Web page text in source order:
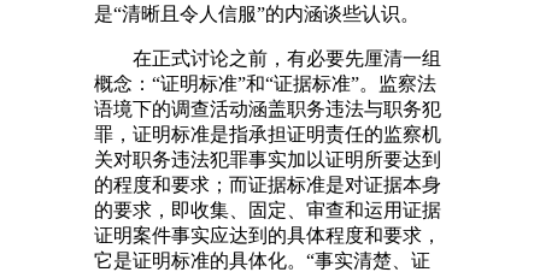
是“清晰且令人信服”的内涵谈些认识。
在正式讨论之前，有必要先厘清一组
概念：“证明标准”和“证据标准”。监察法
语境下的调查活动涵盖职务违法与职务犯
罪，证明标准是指承担证明责任的监察机
关对职务违法犯罪事实加以证明所要达到
的程度和要求；而证据标准是对证据本身
的要求，即收集、固定、审查和运用证据
证明案件事实应达到的具体程度和要求，
它是证明标准的具体化。“事实清楚、证